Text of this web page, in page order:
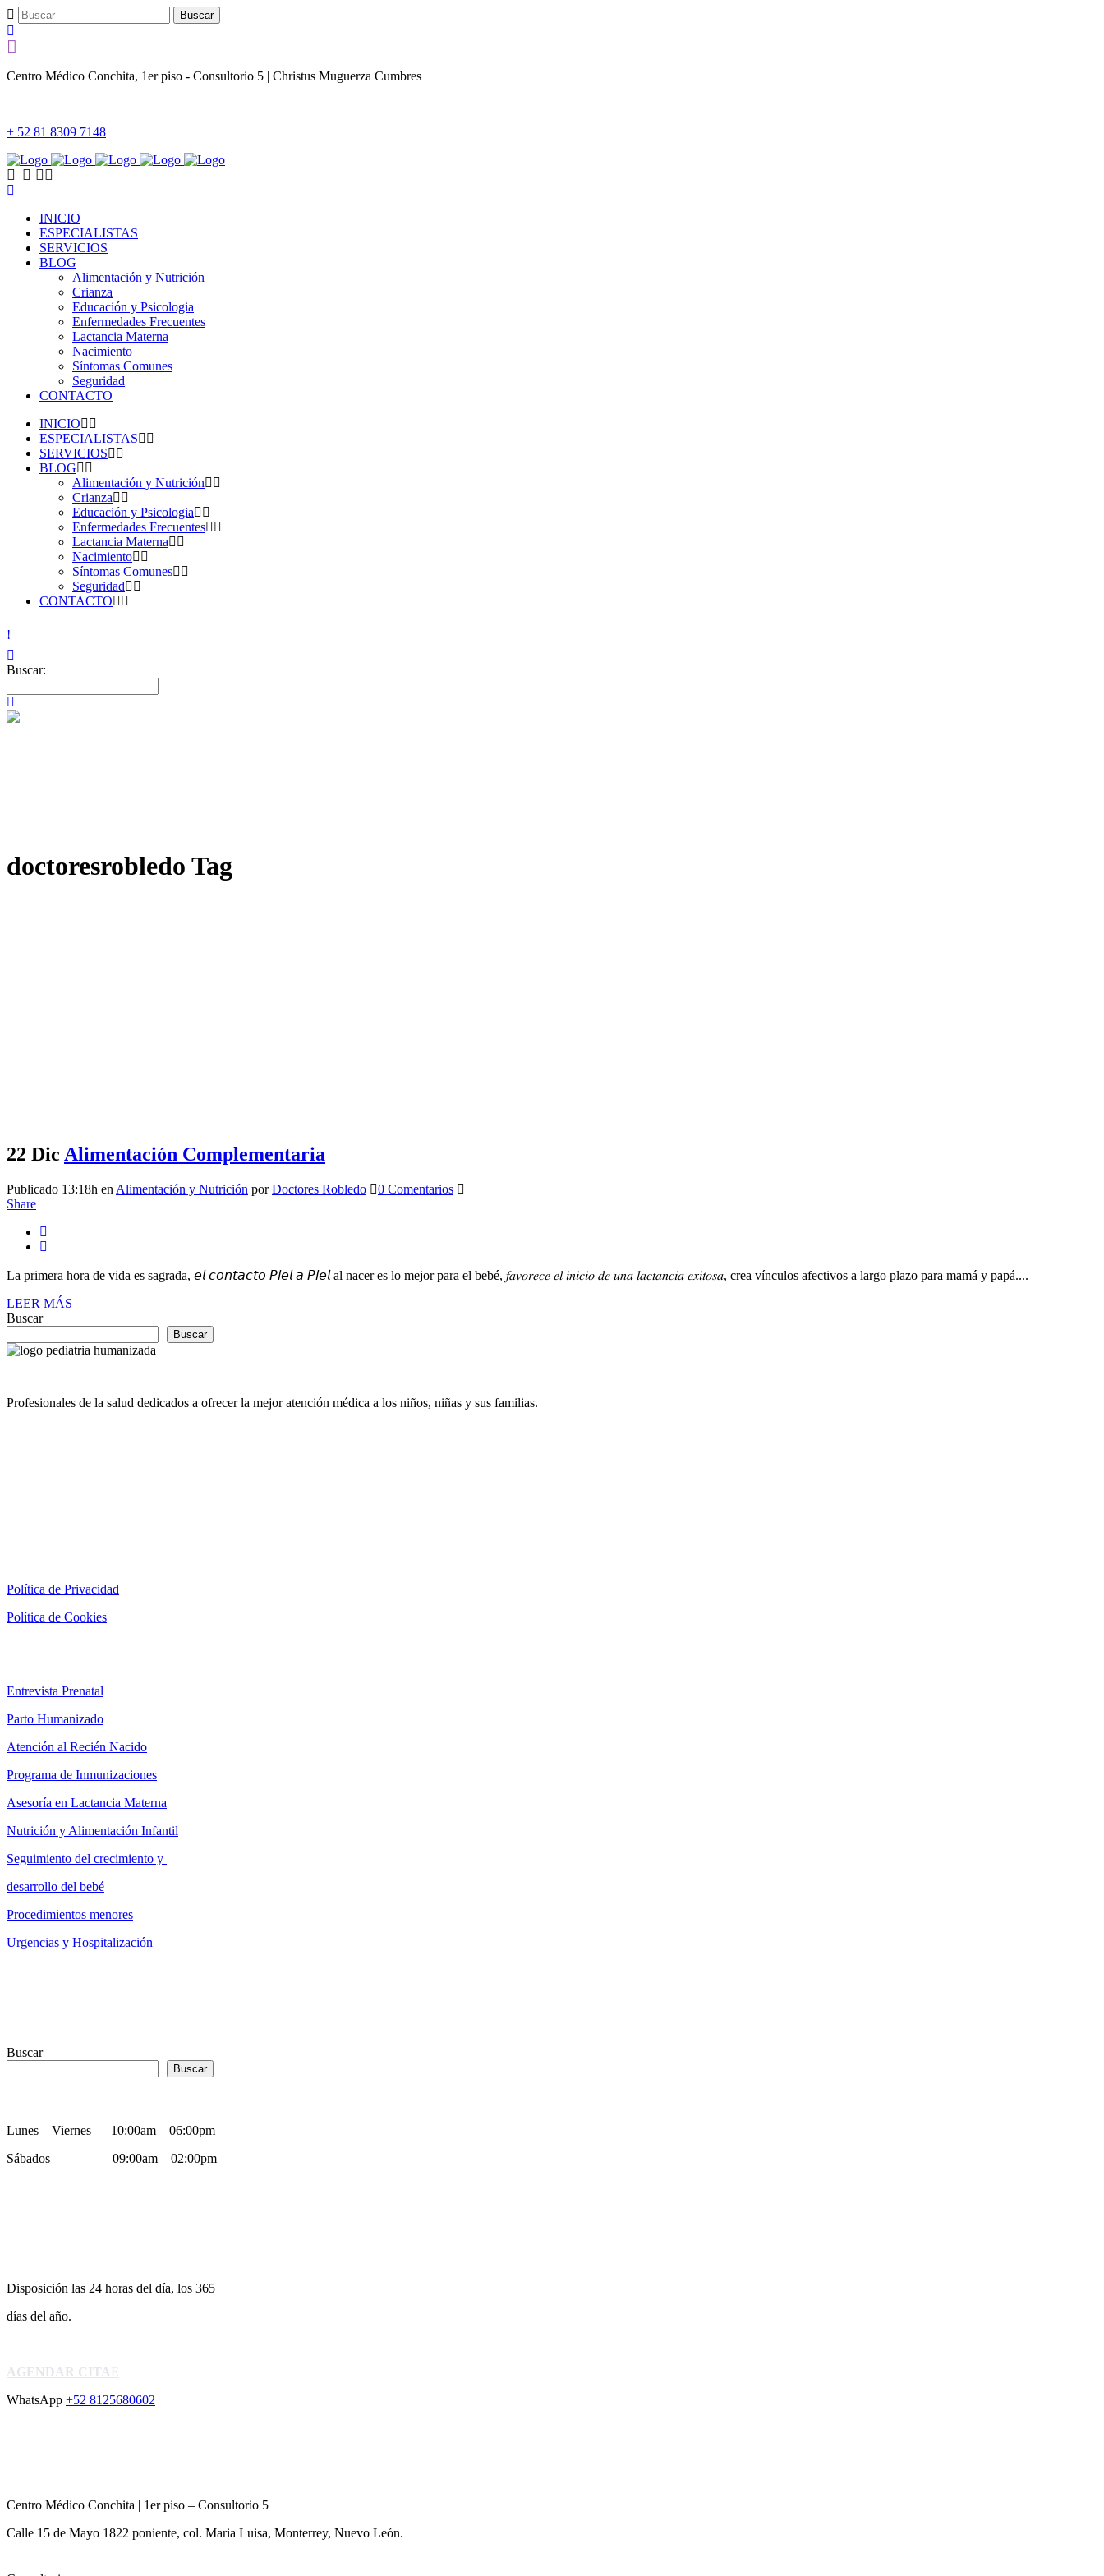
Centro Médico Conchita, 1er piso - Consultorio 5 | Christus Muguerza Cumbres
+ 52 81 8309 7148
INICIO
ESPECIALISTAS
SERVICIOS
BLOG
Alimentación y Nutrición
Crianza
Educación y Psicologia
Enfermedades Frecuentes
Lactancia Materna
Nacimiento
Síntomas Comunes
Seguridad
CONTACTO
INICIO
ESPECIALISTAS
SERVICIOS
BLOG
Alimentación y Nutrición
Crianza
Educación y Psicologia
Enfermedades Frecuentes
Lactancia Materna
Nacimiento
Síntomas Comunes
Seguridad
CONTACTO
Buscar:
doctoresrobledo Tag
22 Dic Alimentación Complementaria
Publicado 13:18h en Alimentación y Nutrición porDoctores Robledo
0 Comentarios
Share
La primera hora de vida es sagrada, 𝘦𝘭 𝘤𝘰𝘯𝘵𝘢𝘤𝘵𝘰 𝘗𝘪𝘦𝘭 𝘢 𝘗𝘪𝘦𝘭 al nacer es lo mejor para el bebé, 𝑓𝑎𝑣𝑜𝑟𝑒𝑐𝑒 𝑒𝑙 𝑖𝑛𝑖𝑐𝑖𝑜 𝑑𝑒 𝑢𝑛𝑎 𝑙𝑎𝑐𝑡𝑎𝑛𝑐𝑖𝑎 𝑒𝑥𝑖𝑡𝑜𝑠𝑎, crea vínculos afectivos a largo plazo para mamá y papá....
LEER MÁS
Buscar
Buscar
Profesionales de la salud dedicados a ofrecer la mejor atención médica a los niños, niñas y sus familias.
Política de Privacidad
Política de Cookies
Entrevista Prenatal
Parto Humanizado
Atención al Recién Nacido
Programa de Inmunizaciones
Asesoría en Lactancia Materna
Nutrición y Alimentación Infantil
Seguimiento del crecimiento y
desarrollo del bebé
Procedimientos menores
Urgencias y Hospitalización
Buscar
Buscar
Lunes – Viernes 10:00am – 06:00pm
Sábados 09:00am – 02:00pm
Disposición las 24 horas del día, los 365
días del año.
AGENDAR CITA
WhatsApp +52 8125680602
Centro Médico Conchita | 1er piso – Consultorio 5
Calle 15 de Mayo 1822 poniente, col. Maria Luisa, Monterrey, Nuevo León.